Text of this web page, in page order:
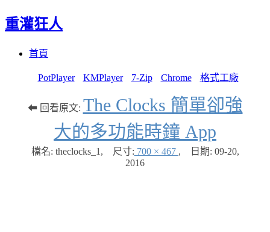
重灌狂人
首頁
PotPlayer KMPlayer 7-Zip Chrome 格式工廠
⬅ 回看原文: The Clocks 簡單卻強
大的多功能時鐘 App
檔名: theclocks_1 , 尺寸: 700 × 467 , 日期: 09-20,
2016